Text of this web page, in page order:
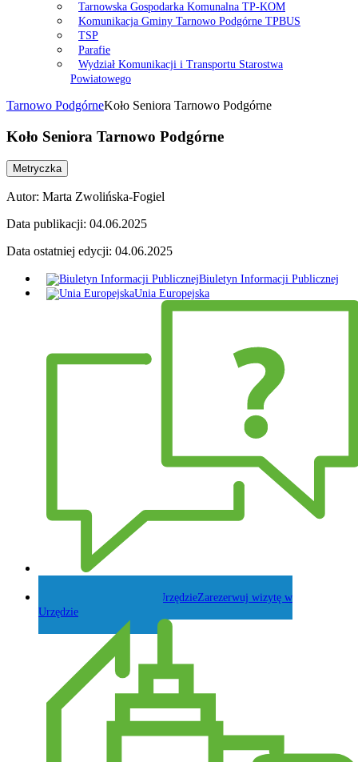
Tarnowska Gospodarka Komunalna TP-KOM
Komunikacja Gminy Tarnowo Podgórne TPBUS
TSP
Parafie
Wydział Komunikacji i Transportu Starostwa
Powiatowego
Tarnowo PodgórneKoło Seniora Tarnowo Podgórne
Koło Seniora Tarnowo Podgórne
Metryczka
Autor: Marta Zwolińska-Fogiel
Data publikacji: 04.06.2025
Data ostatniej edycji: 04.06.2025
Biuletyn Informacji Publicznej
Unia Europejska
Zarezerwuj wizytę w
Urzędzie